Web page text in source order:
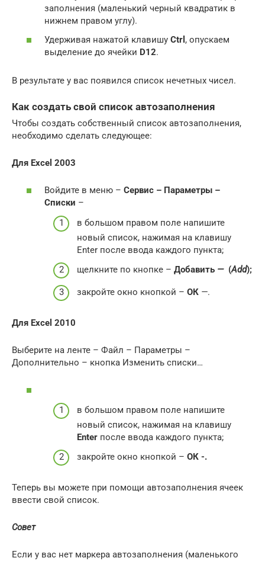
заполнения (маленький черный квадратик в
нижнем правом углу).
Удерживая нажатой клавишу Ctrl , опускаем
выделение до ячейки D12.
В результате у вас появился список нечетных чисел.
Как создать свой список автозаполнения
Чтобы создать собственный список автозаполнения,
необходимо сделать следующее:
Для Excel 2003
Войдите в меню – Сервис – Параметры –
Списки –
в большом правом поле напишите
новый список, нажимая на клавишу
Enter после ввода каждого пункта;
щелкните по кнопке – Добавить — (Add);
закройте окно кнопкой – ОК —.
Для Excel 2010
Выберите на ленте – Файл – Параметры –
Дополнительно – кнопка Изменить списки…
в большом правом поле напишите
новый список, нажимая на клавишу
Enter после ввода каждого пункта;
закройте окно кнопкой – ОК -.
Теперь вы можете при помощи автозаполнения ячеек
ввести свой список.
Совет
Если у вас нет маркера автозаполнения (маленького